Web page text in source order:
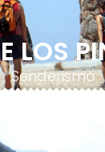
LOS
Senderismo